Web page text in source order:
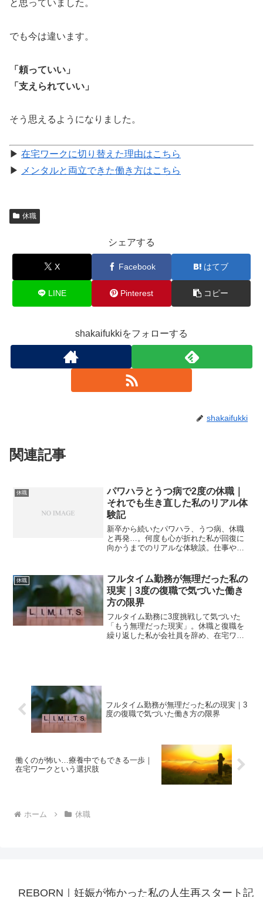
と思っていました。
でも今は違います。
「頼っていい」
「支えられていい」
そう思えるようになりました。
▶ 在宅ワークに切り替えた理由はこちら
▶
メンタルと両立できた働き方はこちら
休職
シェアする
X Facebook はてブ
LINE Pinterest コピー
shakaifukkiをフォローする
shakaifukki
関連記事
休職
パワハラとうつ病で2度の休職｜
それでも生き直した私のリアル体
験記
新卒から続いたパワハラ、うつ病、休職
と再発…。何度も心が折れた私が回復に
向かうまでのリアルな体験談。仕事や人
休職
フルタイム勤務が無理だった私の
現実｜3度の復職で気づいた働き
方の限界
フルタイム勤務に3度挑戦して気づいた
「もう無理だった現実」。休職と復職を
繰り返した私が会社員を辞め、在宅ワー
フルタイム勤務が無理だった私の現実｜3
度の復職で気づいた働き方の限界
働くのが怖い…療養中でもできる一歩｜
在宅ワークという選択肢
ホーム 休職
REBORN｜妊娠が怖かった私の人生再スタート記